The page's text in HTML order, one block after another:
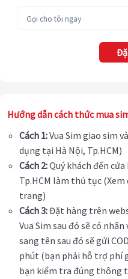
Hướng dẫn cách thức mua
Cách 1:Vua Sim giao sim
dụng tại Hà Nội, Tp.HCM)
Cách 2:Quý khách đến
Tp.HCM làm thủ tục (Xem
trang)
Cách 3:Đặt hàng trên
Vua Sim sau đó sẽ có
sang tên sau đó sẽ gửi
phút (bạn phải hỗ trợ phí
bạn kiểm tra đúng thông